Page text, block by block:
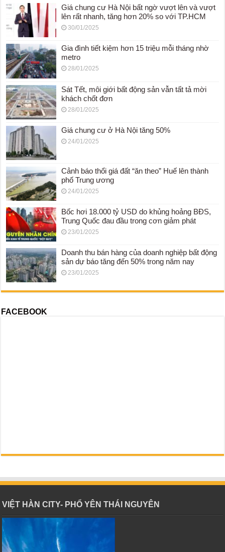
Giá chung cư Hà Nội bất ngờ vượt lên và vượt
lên rất nhanh, tăng hơn 20% so với TP.HCM
30/01/2025
Gia đình tiết kiệm hơn 15 triệu mỗi tháng nhờ
metro
28/01/2025
Sát Tết, môi giới bất động sản vẫn tất tả mời
khách chốt đơn
28/01/2025
Giá chung cư ở Hà Nội tăng 50%
24/01/2025
Cảnh báo thổi giá đất “ăn theo” Huế lên thành
phố Trung ương
24/01/2025
Bốc hơi 18.000 tỷ USD do khủng hoảng BĐS,
Trung Quốc đau đầu trong cơn giảm phát
23/01/2025
Doanh thu bán hàng của doanh nghiệp bất động
sản dự báo tăng đến 50% trong năm nay
23/01/2025
FACEBOOK
VIỆT HÀN CITY- PHỔ YÊN THÁI NGUYÊN